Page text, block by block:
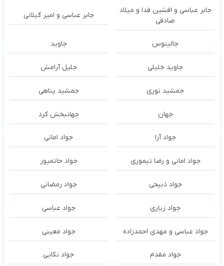
جابر عباسی و افشین فدا و میلاد
صادقی
جابر عباسی و امیر گیلانی
جالینوس جاوید
جاوید خلیلی جلیل آرامش
جمشید نوری جمشید پناهی
جهان جهانبخش کرد
جواد آرا جواد امانی
جواد امانی و رضا تیموری جواد حاتمپور
جواد ذبیحی جواد رمضانی
جواد زیاری جواد عباسی
جواد عباسی و مهدی احمدزاده جواد معینی
جواد مقدم جواد نکایی